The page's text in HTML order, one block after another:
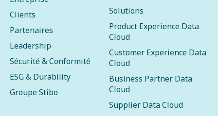
Clients
Partenaires
Leadership
Sécurité & Conformité
ESG & Durability
Groupe Stibo
Solutions
Product Experience Data
Cloud
Customer Experience Data
Cloud
Business Partner Data
Cloud
Supplier Data Cloud